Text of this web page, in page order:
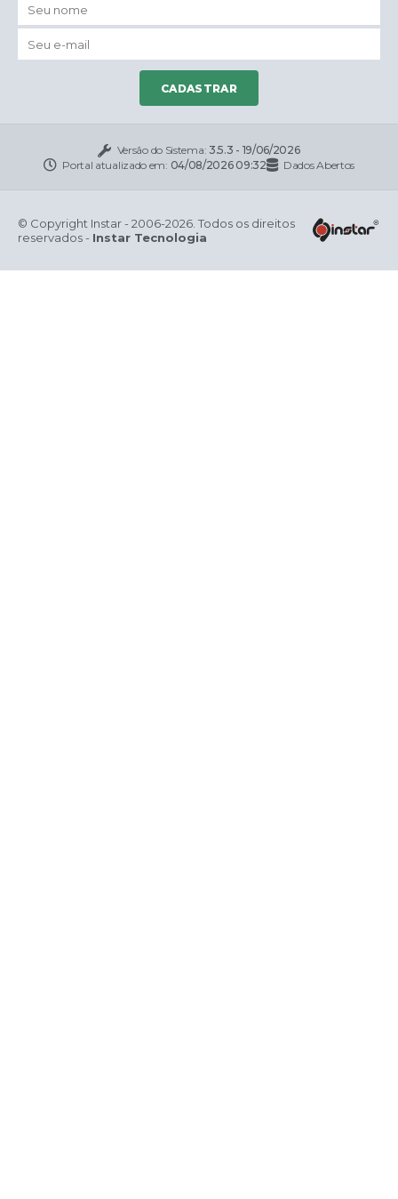
CADASTRAR
Versão do Sistema: 3.5.3 - 19/06/2026
Portal atualizado em: 04/08/2026 09:32 Dados Abertos
© Copyright Instar - 2006-2026. Todos os direitos
reservados - Instar Tecnologia